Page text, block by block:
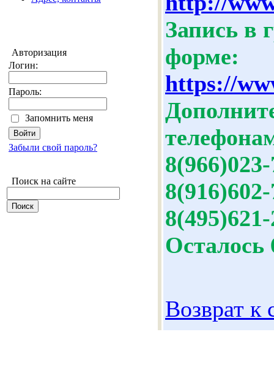
Авторизация
Логин:
Пароль:
Запомнить меня
Забыли свой пароль?
Поиск на сайте
Запись в
форме:
https://
Осталось
Возврат к